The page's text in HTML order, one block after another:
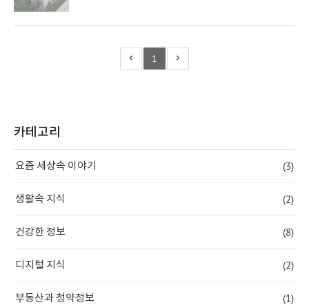
1
카테고리
요즘 세상속 이야기 (3)
생활속 지식 (2)
건강한 정보 (8)
디지털 지식 (2)
부동산과 청약정보 (1)